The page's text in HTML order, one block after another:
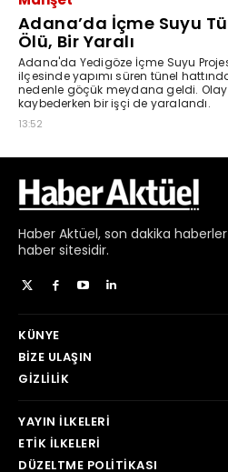
Haber Aktüel, son dakika haberler
haber sitesidir.
KÜNYE
BIZE ULAŞIN
GIZLILIK
YAYIN İLKELERI
ETIK İLKELERI
DÜZELTME POLITIKASI